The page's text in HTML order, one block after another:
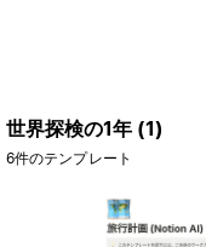
世界探検の1年 (1)
6件のテンプレート